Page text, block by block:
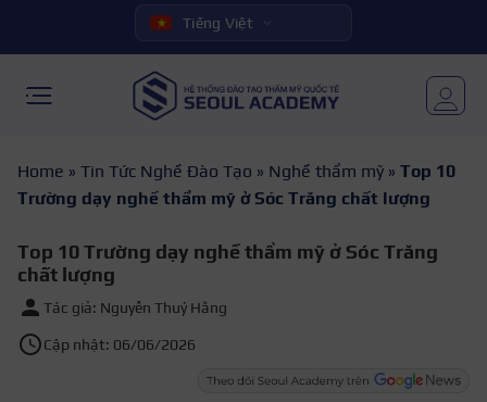
Tiếng Việt
Home » Tin Tức Nghề Đào Tạo » Nghề thẩm mỹ » Top 10
Trường dạy nghề thẩm mỹ ở Sóc Trăng chất lượng
Top 10 Trường dạy nghề thẩm mỹ ở Sóc Trăng
chất lượng
Tác giả: Nguyễn Thuý Hằng
Cập nhật: 06/06/2026